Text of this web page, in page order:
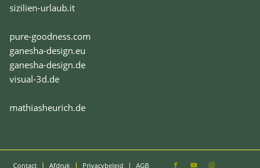
sizilien-urlaub.it
pure-goodness.com
ganesha-design.eu
ganesha-design.de
visual-3d.de
mathiasheurich.de
Contact Afdruk Privacybeleid AGB